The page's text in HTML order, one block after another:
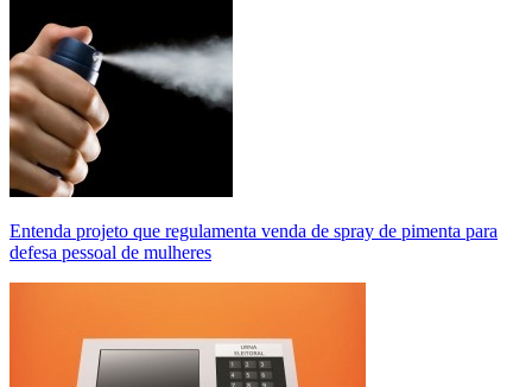
Entenda projeto que regulamenta venda de spray de pimenta para
defesa pessoal de mulheres